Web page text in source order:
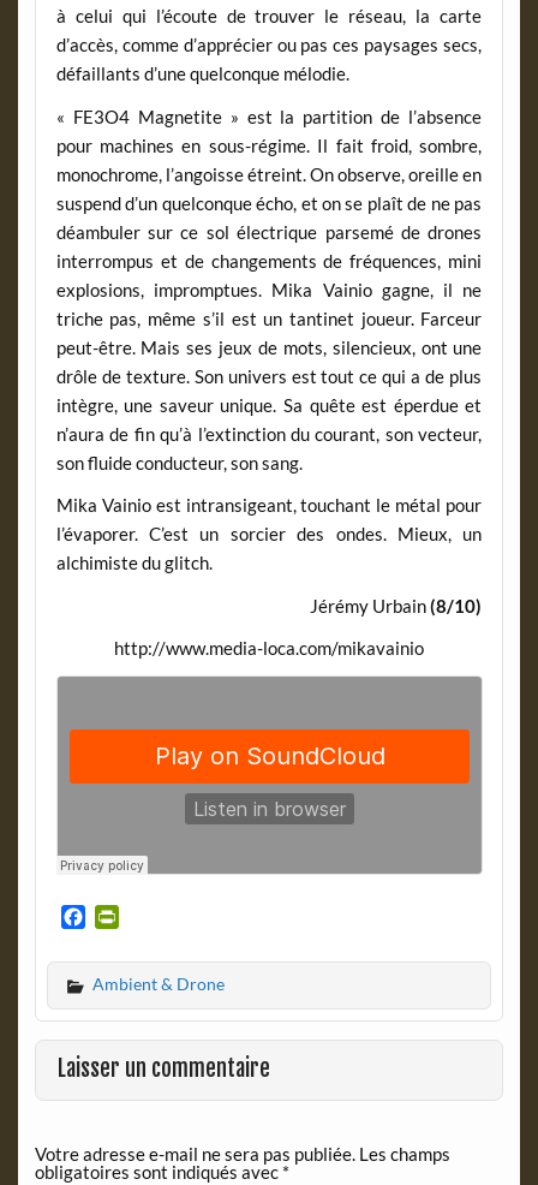
à celui qui l’écoute de trouver le réseau, la carte
d’accès, comme d’apprécier ou pas ces paysages secs,
défaillants d’une quelconque mélodie.
« FE3O4 Magnetite » est la partition de l’absence
pour machines en sous-régime. Il fait froid, sombre,
monochrome, l’angoisse étreint. On observe, oreille en
suspend d’un quelconque écho, et on se plaît de ne pas
déambuler sur ce sol électrique parsemé de drones
interrompus et de changements de fréquences, mini
explosions, impromptues. Mika Vainio gagne, il ne
triche pas, même s’il est un tantinet joueur. Farceur
peut-être. Mais ses jeux de mots, silencieux, ont une
drôle de texture. Son univers est tout ce qui a de plus
intègre, une saveur unique. Sa quête est éperdue et
n’aura de fin qu’à l’extinction du courant, son vecteur,
son fluide conducteur, son sang.
Mika Vainio est intransigeant, touchant le métal pour
l’évaporer. C’est un sorcier des ondes. Mieux, un
alchimiste du glitch.
Jérémy Urbain(8/10)
http://www.media-loca.com/mikavainio
c
e
b
o
o
k
i
n
t
F
r
e
d
l
Ambient & Drone
Laisser un commentaire
Votre adresse e-mail ne sera pas publiée. Les champs
obligatoires sont indiqués avec *